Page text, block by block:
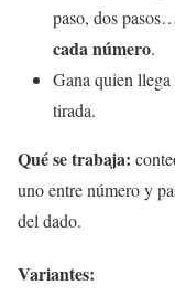
paso, dos
cada número.
Gana quien llega
tirada.
Qué se trabaja:
uno entre número y
del dado.
Variantes: